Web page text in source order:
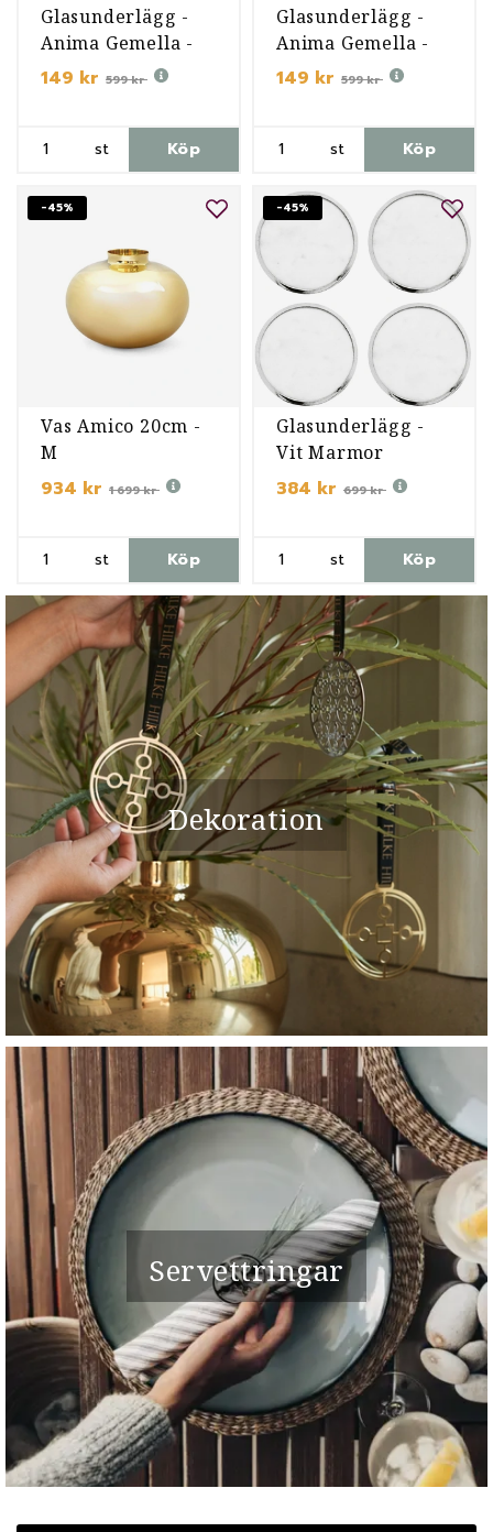
Glasunderlägg -
Anima Gemella -
Svart
149 kr 599 kr
st Köp
Glasunderlägg -
Anima Gemella -
Vit
149 kr 599 kr
st Köp
-45%
Vas Amico 20cm -
M
934 kr 1 699 kr
st Köp
-45%
Glasunderlägg -
Vit Marmor
384 kr 699 kr
st Köp
Dekoration
Servettringar